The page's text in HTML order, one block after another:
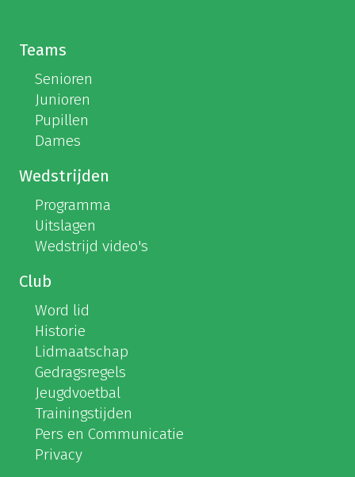
Teams
Senioren
Junioren
Pupillen
Dames
Wedstrijden
Programma
Uitslagen
Wedstrijd video's
Club
Word lid
Historie
Lidmaatschap
Gedragsregels
Jeugdvoetbal
Trainingstijden
Pers en Communicatie
Privacy